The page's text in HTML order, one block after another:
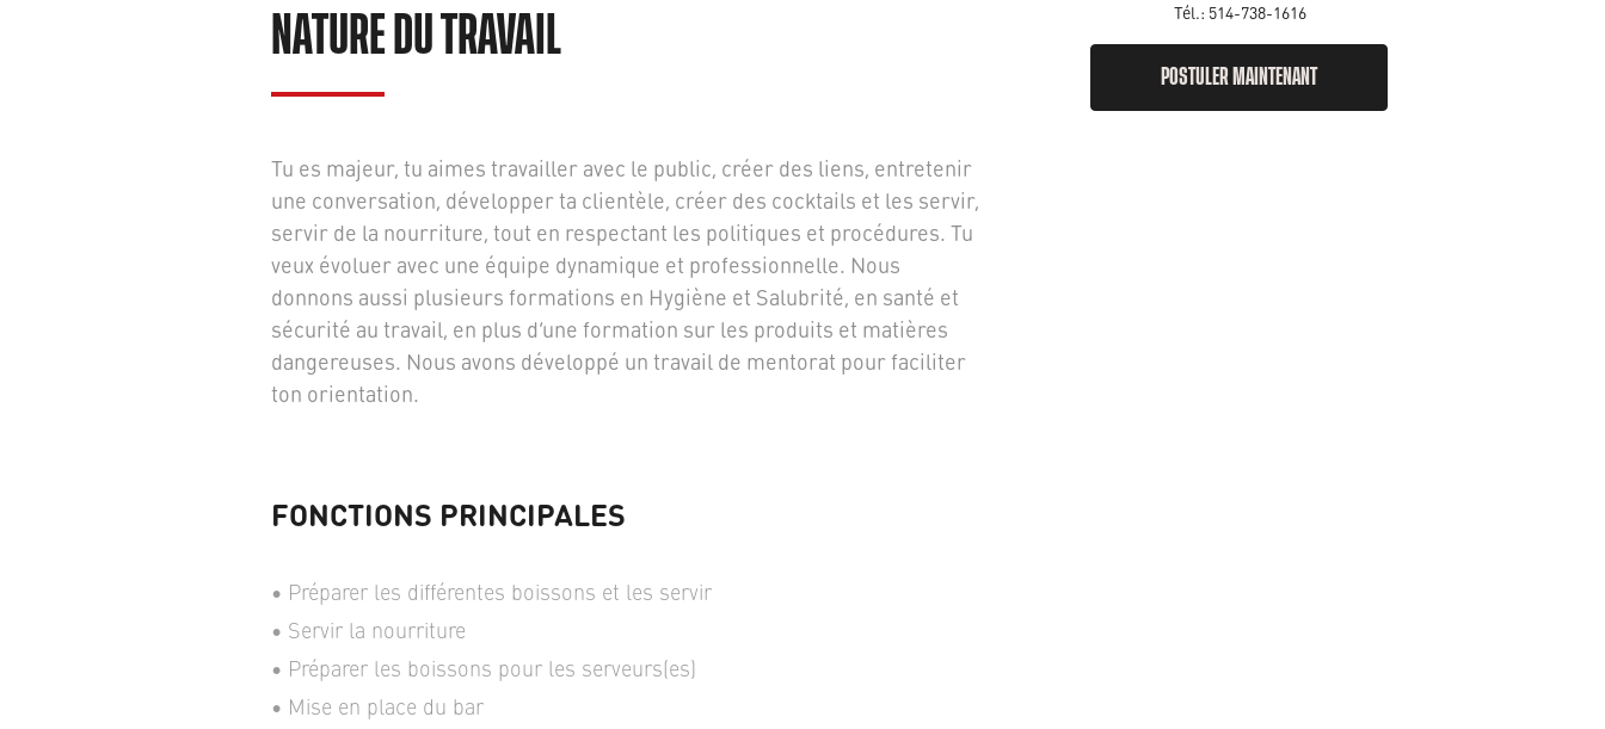
NATURE DU TRAVAIL
Tu es majeur, tu aimes travailler avec le public, créer des liens, entretenir
une conversation, développer ta clientèle, créer des cocktails et les servir,
servir de la nourriture, tout en respectant les politiques et procédures. Tu
veux évoluer avec une équipe dynamique et professionnelle. Nous
donnons aussi plusieurs formations en Hygiène et Salubrité, en santé et
sécurité au travail, en plus d’une formation sur les produits et matières
dangereuses. Nous avons développé un travail de mentorat pour faciliter
ton orientation.
FONCTIONS PRINCIPALES
Préparer les différentes boissons et les servir
Servir la nourriture
Préparer les boissons pour les serveurs(es)
Mise en place du bar
Tél.: 514-738-1616
POSTULER MAINTENANT